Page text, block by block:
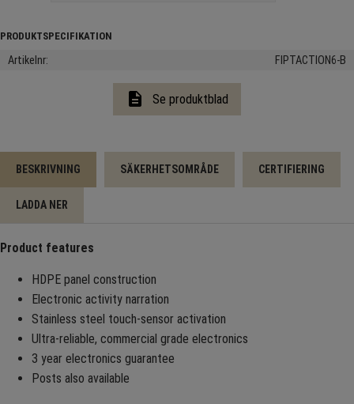
Artikelnr FIPTACTION6-B
description Se produktblad
BESKRIVNING SÄKERHETSOMRÅDE CERTIFIERING
LADDA NER
Product features
HDPE panel construction
Electronic activity narration
Stainless steel touch-sensor activation
Ultra-reliable, commercial grade electronics
3 year electronics guarantee
Posts also available